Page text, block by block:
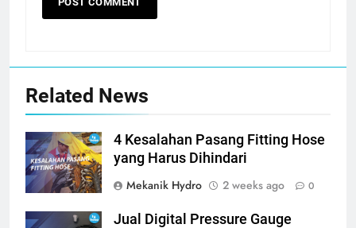
Related News
4 Kesalahan Pasang Fitting Hose
yang Harus Dihindari
Mekanik Hydro
2 weeks ago 0
Jual Digital Pressure Gauge